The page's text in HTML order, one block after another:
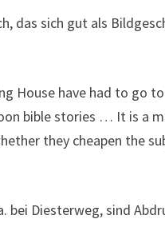
das sich gut als
House have had to go
bible stories … It is a
they cheapen the
bei Diesterweg, sind